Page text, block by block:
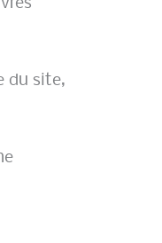
du site,